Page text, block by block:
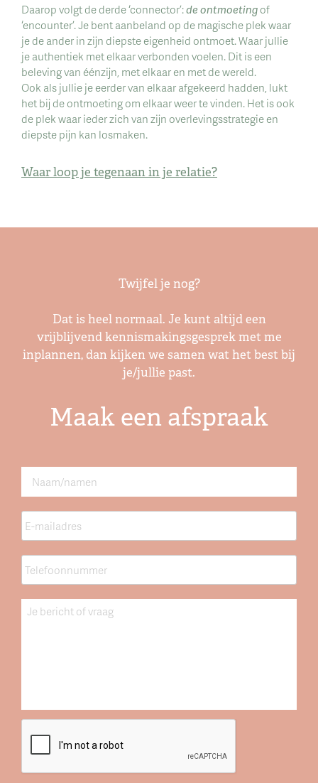
Daarop volgt de derde ‘connector’:de ontmoetingof
‘encounter’. Je bent aanbeland op de magische plek waar
je de ander in zijn diepste eigenheid ontmoet. Waar jullie
je authentiek met elkaar verbonden voelen. Dit is een
beleving van éénzijn, met elkaar en met de wereld.
Ook als jullie je eerder van elkaar afgekeerd hadden, lukt
het bij de ontmoeting om elkaar weer te vinden. Het is ook
de plek waar ieder zich van zijn overlevingsstrategie en
diepste pijn kan losmaken.
Waar loop je tegenaan in je relatie?
Twijfel je nog?
Dat is heel normaal. Je kunt altijd een
vrijblijvend kennismakingsgesprek met me
inplannen, dan kijken we samen wat het best bij
je/jullie past.
Maak een afspraak
Naam *
E-
mailadres *
Telefoonnummer *
Bericht
CAPTCHA